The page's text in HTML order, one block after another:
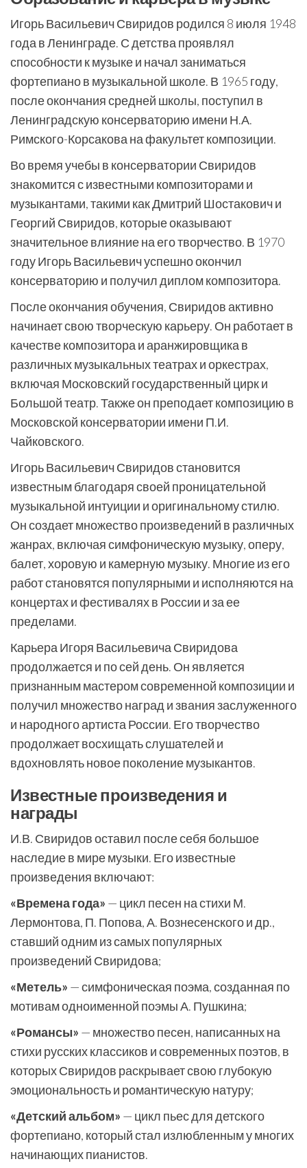
Игорь Васильевич Свиридов родился 8 июля 1948
года в Ленинграде. С детства проявлял
способности к музыке и начал заниматься
фортепиано в музыкальной школе. В 1965 году,
после окончания средней школы, поступил в
Ленинградскую консерваторию имени Н.А.
Римского-Корсакова на факультет композиции.
Во время учебы в консерватории Свиридов
знакомится с известными композиторами и
музыкантами, такими как Дмитрий Шостакович и
Георгий Свиридов, которые оказывают
значительное влияние на его творчество. В 1970
году Игорь Васильевич успешно окончил
консерваторию и получил диплом композитора.
После окончания обучения, Свиридов активно
начинает свою творческую карьеру. Он работает в
качестве композитора и аранжировщика в
различных музыкальных театрах и оркестрах,
включая Московский государственный цирк и
Большой театр. Также он преподает композицию в
Московской консерватории имени П.И.
Чайковского.
Игорь Васильевич Свиридов становится
известным благодаря своей проницательной
музыкальной интуиции и оригинальному стилю.
Он создает множество произведений в различных
жанрах, включая симфоническую музыку, оперу,
балет, хоровую и камерную музыку. Многие из его
работ становятся популярными и исполняются на
концертах и фестивалях в России и за ее
пределами.
Карьера Игоря Васильевича Свиридова
продолжается и по сей день. Он является
признанным мастером современной композиции и
получил множество наград и звания заслуженного
и народного артиста России. Его творчество
продолжает восхищать слушателей и
вдохновлять новое поколение музыкантов.
Известные произведения и
награды
И.В. Свиридов оставил после себя большое
наследие в мире музыки. Его известные
произведения включают:
«Времена года» — цикл песен на стихи М.
Лермонтова, П. Попова, А. Вознесенского и др.,
ставший одним из самых популярных
произведений Свиридова;
«Метель» — симфоническая поэма, созданная по
мотивам одноименной поэмы А. Пушкина;
«Романсы» — множество песен, написанных на
стихи русских классиков и современных поэтов, в
которых Свиридов раскрывает свою глубокую
эмоциональность и романтическую натуру;
«Детский альбом» — цикл пьес для детского
фортепиано, который стал излюбленным у многих
начинающих пианистов.